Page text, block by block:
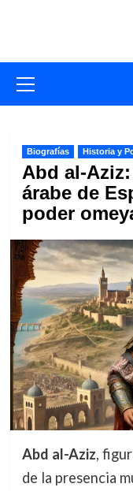
primario
Biografías Historia y
Abd al-
árabe de
poder
Abd al-Aziz,
de la presencia